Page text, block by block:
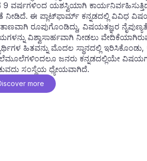
9 ವರ್ಷಗಳಿಂದ ಯಶಸ್ವಿಯಾಗಿ
ನೀಡಿದೆ. ಈ ಪ್ಲಾಟ್‌ಫಾರ್ಮ್‌ ಕನ್ನಡದಲ್ಲಿ ವಿವಿಧ
ರೂಪುಗೊಂಡಿದ್ದು, ವಿಷಯತಜ್ಞರ
ವಿಶ್ವಾಸಾರ್ಹವಾಗಿ ನೀಡಲು
ಹಿತವನ್ನು ಮೊದಲ ಸ್ಥಾನದಲ್ಲಿ
ಜನರು ಕನ್ನಡದಲ್ಲಿಯೇ
ಸಂಸ್ಥೆಯ ಧ್ಯೇಯವಾಗಿದೆ.
more